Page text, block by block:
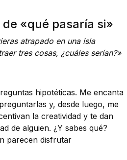
«qué pasaría si»
atrapado en una isla
tres cosas, ¿cuáles serían?»
hipotéticas. Me encanta
y, desde luego, me
la creatividad y te dan
de alguien. ¿Y sabes qué?
parecen disfrutar